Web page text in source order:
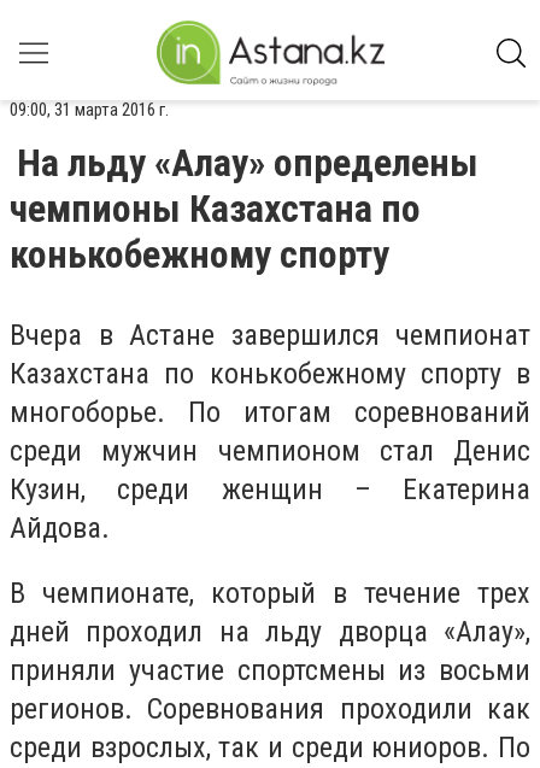
09:00, 31 марта 2016 г.
На льду «Алау» определены
чемпионы Казахстана по
конькобежному спорту
Вчера в Астане завершился чемпионат
Казахстана по конькобежному спорту в
многоборье. По итогам соревнований
среди мужчин чемпионом стал Денис
Кузин, среди женщин – Екатерина
Айдова.
В чемпионате, который в течение трех
дней проходил на льду дворца «Алау»,
приняли участие спортсмены из восьми
регионов. Соревнования проходили как
среди взрослых, так и среди юниоров. По